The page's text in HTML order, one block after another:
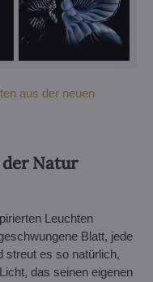
aus der neuen
Natur
Leuchten
Blatt, jede
streut es so natürlich,
das seinen eigenen